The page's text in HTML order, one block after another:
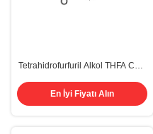
Tetrahidrofurfuril Alkol THFA CAS
Çözücüler
En İyi Fiyatı Alın